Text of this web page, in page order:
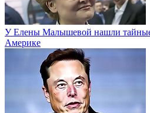
У Елены Малышевой нашли
Америке